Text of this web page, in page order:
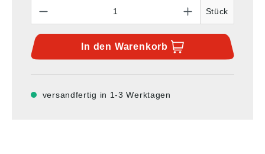
Stück
In den Warenkorb
versandfertig in 1-3 Werktagen